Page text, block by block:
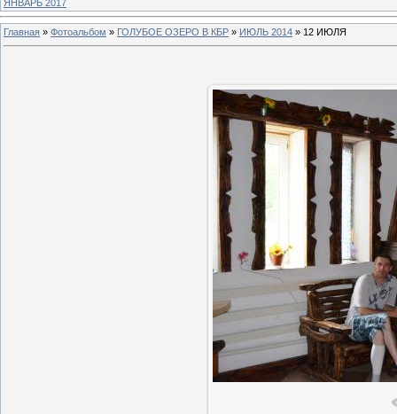
ЯНВАРЬ 2017
Главная » Фотоальбом » ГОЛУБОЕ ОЗЕРО В КБР » ИЮЛЬ 2014 » 12 ИЮЛЯ
В